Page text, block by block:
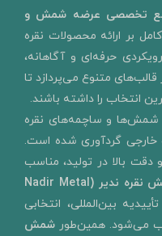
تخصصی عرضه شمش و
بر ارائه محصولات نقره
حرفه‌ای و آگاهانه،
متنوع می‌پردازد تا
انتخاب را داشته باشند.
شمش‌ها و ساچمه‌های نقره
خارجی گردآوری شده است.
دقت بالا در تولید، مناسب
نقره ندیر
(Nadir Metal
با عیار ۹۹۹ و تأییدیه بین‌المللی، انتخابی
می‌شود. همین‌طور شمش